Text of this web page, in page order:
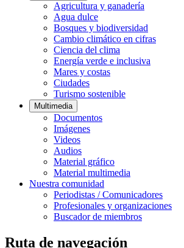
Agricultura y ganadería
Agua dulce
Bosques y biodiversidad
Cambio climático en cifras
Ciencia del clima
Energía verde e inclusiva
Mares y costas
Ciudades
Turismo sostenible
Multimedia
Documentos
Imágenes
Videos
Audios
Material gráfico
Material multimedia
Nuestra comunidad
Periodistas / Comunicadores
Profesionales y organizaciones
Buscador de miembros
Ruta de navegación